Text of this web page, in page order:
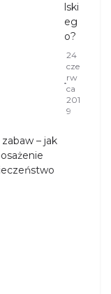
lski
eg
o?
24
cze
rw
ca
201
9
– jak